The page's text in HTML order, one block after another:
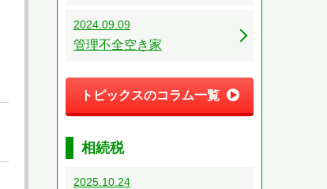
2024.09.09
管理不全空き家
トピックスのコラム一覧
相続税
2025.10.24